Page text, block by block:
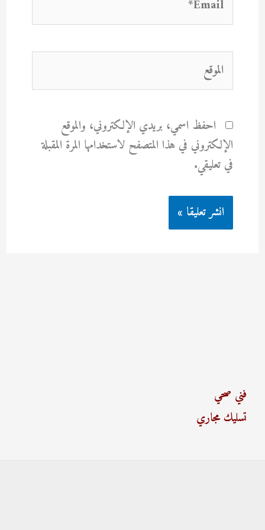
الموقع
احفظ اسمي، بريدي الإلكتروني، والموقع
الإلكتروني في هذا المتصفح لاستخدامها المرة المقبلة
في تعليقي.
فني صحي
تسليك مجاري